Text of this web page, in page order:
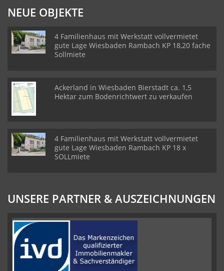
NEUE OBJEKTE
4 Familienhaus mit Werkstatt vollvermietet
gute Lage Wiesbaden Rambach KP 18,20 fache
Sollmiete
Ackerland in Wiesbaden Bierstadt ca. 1,5
Hektar zum Bodenrichtwert zu verkaufen
4 Familienhaus mit Werkstatt vollvermietet
gute Lage Wiesbaden Rambach KP 18 x
SOLLmiete
UNSERE PARTNER & AUSZEICHNUNGEN